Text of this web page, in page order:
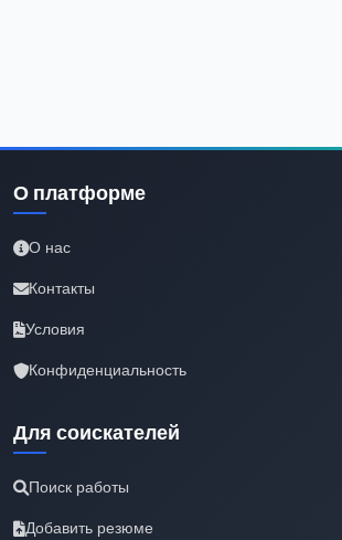
О платформе
О нас
Контакты
Условия
Конфиденциальность
Для соискателей
Поиск работы
Добавить резюме